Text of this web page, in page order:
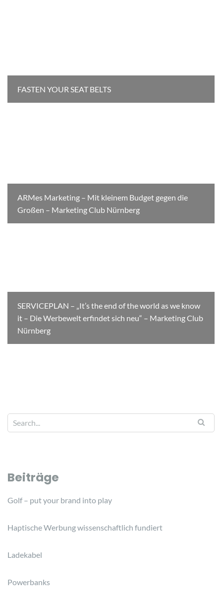
FASTEN YOUR SEAT BELTS
ARMes Marketing – Mit kleinem Budget gegen die
Großen – Marketing Club Nürnberg
SERVICEPLAN – „It’s the end of the world as we know
it – Die Werbewelt erfindet sich neu“ – Marketing Club
Nürnberg
Beiträge
Golf – put your brand into play
Haptische Werbung wissenschaftlich fundiert
Ladekabel
Powerbanks